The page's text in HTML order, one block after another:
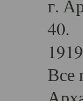
г.
40.
Все